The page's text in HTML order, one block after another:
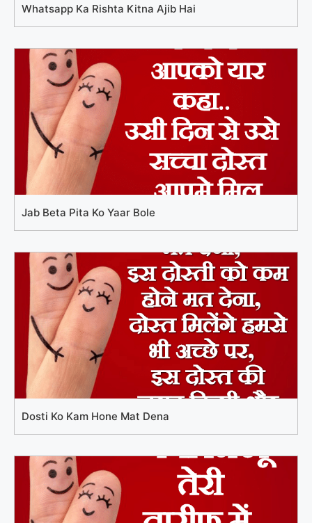
Whatsapp Ka Rishta Kitna Ajib Hai
Jab Beta Pita Ko Yaar Bole
Dosti Ko Kam Hone Mat Dena